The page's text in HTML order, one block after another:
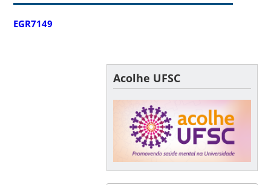
EGR7149
Acolhe UFSC